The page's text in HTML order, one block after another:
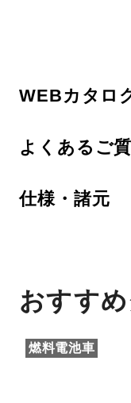
WEBカタロ
よくあるご
仕様・諸元
おすす
燃料電池車